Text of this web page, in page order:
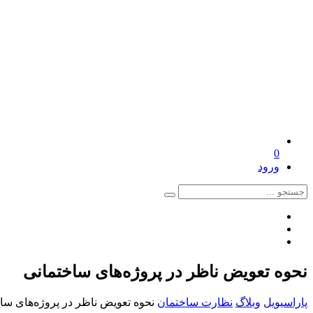
0
ورود
نحوه تعویض ناظر در پروژه‌های ساختمانی
پاراسیویل وبلاگ نظارت ساختمان نحوه تعویض ناظر در پروژه‌های